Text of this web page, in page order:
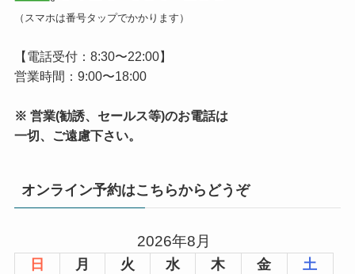
（スマホは番号タップでかかります）
【電話受付：8:30〜22:00】
営業時間：9:00〜18:00
※ 営業(勧誘、セールス等)のお電話は
一切、ご遠慮下さい。
オンライン予約はこちらからどうぞ
2026年8月
日 月 火 水 木 金 土